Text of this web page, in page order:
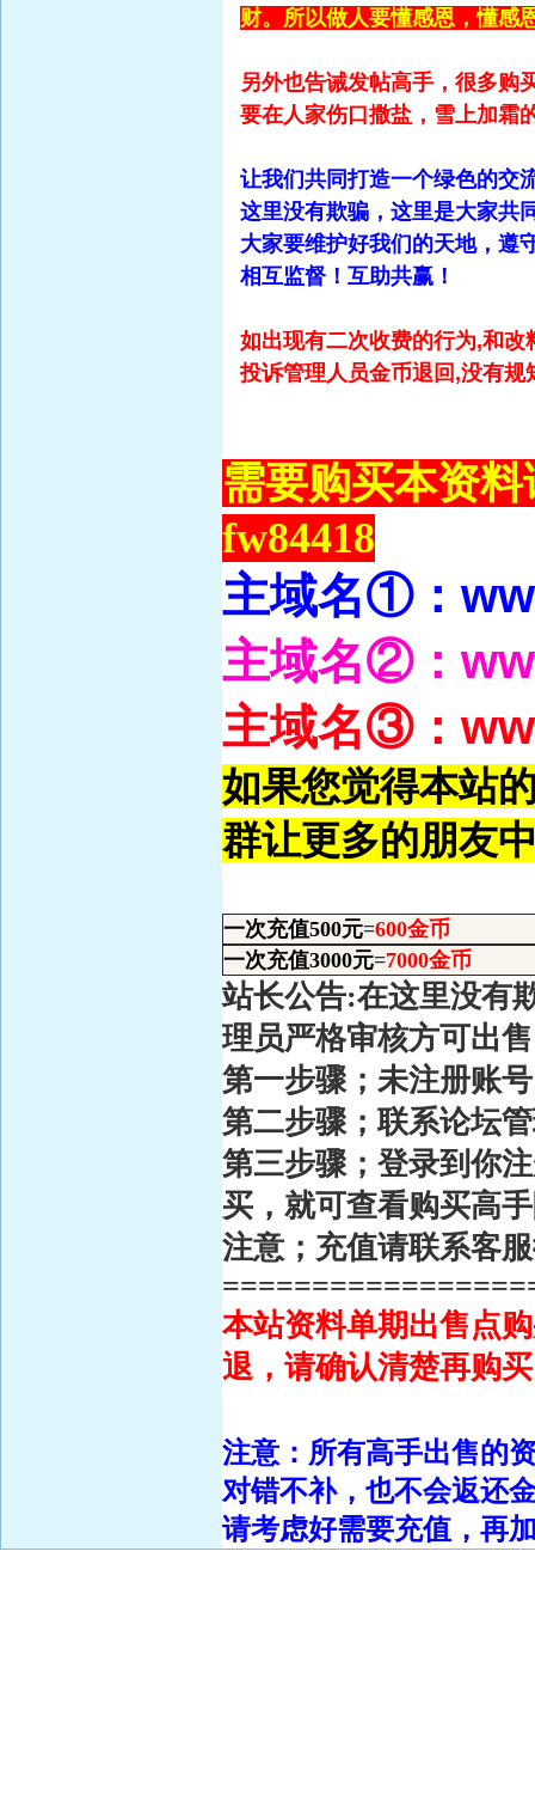
财。所以做人要懂感恩，懂感
另外也告诫发帖高手，很多购
要在人家伤口撒盐，雪上加霜
让我们共同打造一个绿色的交
这里没有欺骗，这里是大家共
大家要维护好我们的天地，遵
相互监督！互助共赢！
如出现有二次收费的行为,和
投诉管理人员金币退回,没有
需要购买本资
fw84418
主域名①：
主域名②：
主域名③：
如果您觉得本站
群让更多的朋友
一次充值500元=600金币
一次充值3000元=7000金币
站长公告:在这里没有
理员严格审核方可出
第一步骤；未注册账
第二步骤；联系论坛
第三步骤；登录到你
买，就可查看购买高
注意；充值请联系客
本站资料单期出售点
退，请确认清楚再购
注意：所有高手出售的
对错不补，也不会返还
请考虑好需要充值，再